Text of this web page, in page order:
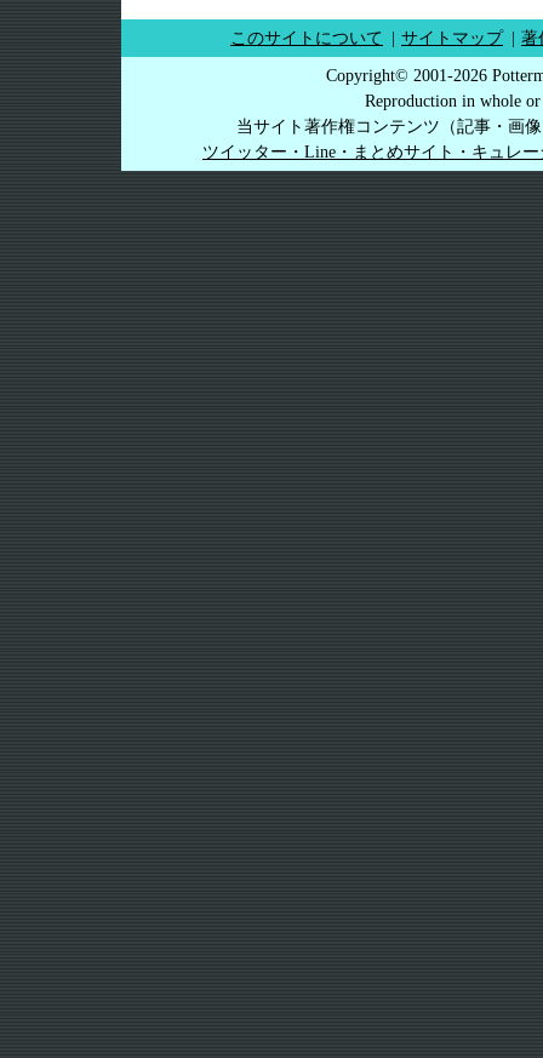
このサイトについて サイトマップ 著
Copyright© 2001-2026
Reproduction in whole
当サイト著作権コンテンツ（記事・画
ツイッター・Line・まとめサイト・キュレ